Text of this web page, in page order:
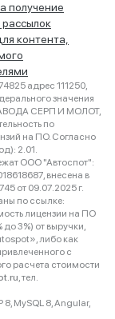
получение
контента,
адрес 111250,
значения
СЕРП И МОЛОТ,
по
на ПО. Согласно
2.01.
ООО "Автоспот":
внесена в
от 09.07.2025 г.
по ссылке:
лицензии на ПО
3%) от выручки,
либо как
с
расчета стоимости
, тел.
MySQL 8, Angular,